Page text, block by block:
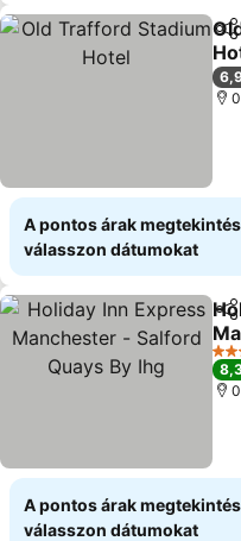
A pontos árak
válasszon dátumokat
3
A pontos árak
válasszon dátumokat